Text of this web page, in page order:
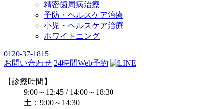
精密歯周病治療
予防・ヘルスケア治療
小児・ヘルスケア治療
ホワイトニング
0120-37-1815
お問い合わせ 24時間Web予約
【診療時間】
9:00～12:45 / 14:00～18:30
土：9:00～14:30